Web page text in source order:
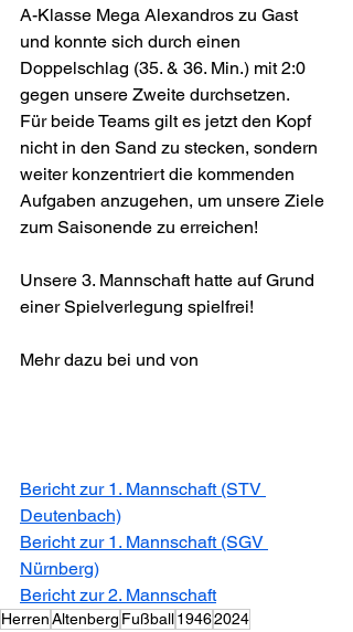
A-Klasse Mega Alexandros zu Gast
und konnte sich durch einen
Doppelschlag (35. & 36. Min.) mit 2:0
gegen unsere Zweite durchsetzen.
Für beide Teams gilt es jetzt den Kopf
nicht in den Sand zu stecken, sondern
weiter konzentriert die kommenden
Aufgaben anzugehen, um unsere Ziele
zum Saisonende zu erreichen!
Unsere 3. Mannschaft hatte auf Grund
einer Spielverlegung spielfrei!
Mehr dazu bei und von
Bericht zur 1. Mannschaft (STV
Deutenbach)
Bericht zur 1. Mannschaft (SGV
Nürnberg)
Bericht zur 2. Mannschaft
HerrenAltenberg Fußball19462024